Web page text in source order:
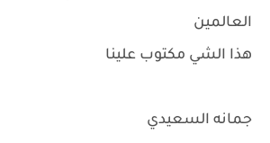
العالمين
هذا الشي مكتوب علينا
جمانه السعيدي